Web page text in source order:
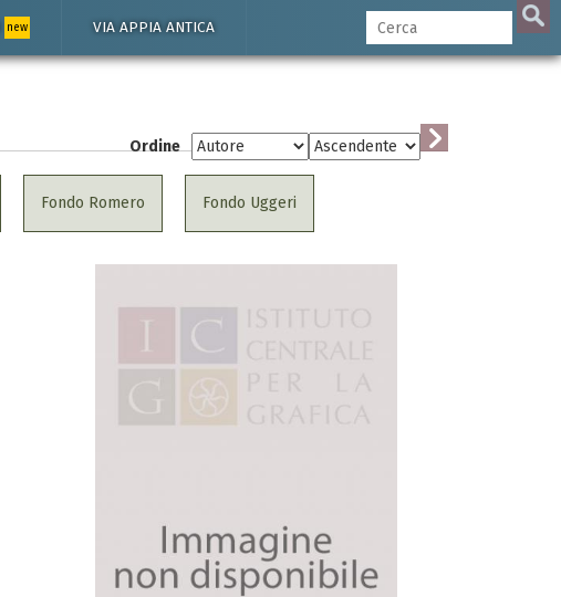
new VIA APPIA ANTICA
Ordine
Fondo Romero Fondo Uggeri